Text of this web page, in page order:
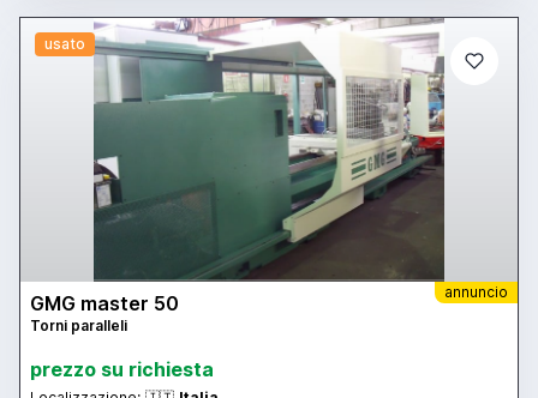
usato
annuncio
GMG master 50
Torni paralleli
prezzo su richiesta